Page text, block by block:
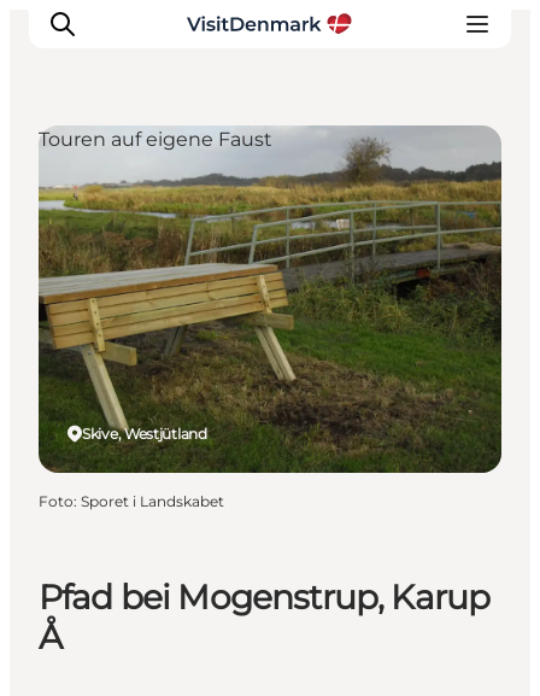
Inspiration
Regionen
Erlebnisse
Unterkünfte
Reiseplanung
Pfad bei Mogenstrup, Karup
Å
Skive, Westjütland
Touren auf eigene Faust
Foto: Sporet i Landskabet